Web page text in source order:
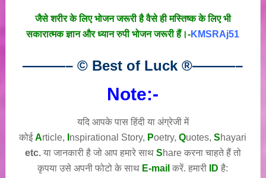
जैसे शरीर के लिए भोजन जरूरी है वैसे ही मस्तिष्क के लिए भी
सकारात्मक ज्ञान और ध्यान रुपी भोजन जरूरी हैं।-KMSRAj51
———– © Best of Luck®———–
Note:-
यदि आपके पास हिंदी या अंग्रेजी में
कोईArticle, nspirational Story, Poetry,Quotes,Shayari
etc.या जानकारी है जो आप हमारे साथShare करना चाहते हैं तो
कृपया उसे अपनी फोटो के साथ E-mail करें. हमारी IDहै: